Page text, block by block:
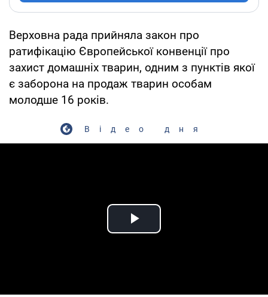
Верховна рада прийняла закон про
ратифікацію Європейської конвенції про
захист домашніх тварин, одним з пунктів якої
є заборона на продаж тварин особам
молодше 16 років.
Відео дня
Play Video